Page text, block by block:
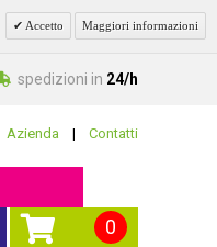
Accetto Maggiori informazioni
spedizioni in 24/h
Azienda | Contatti
0